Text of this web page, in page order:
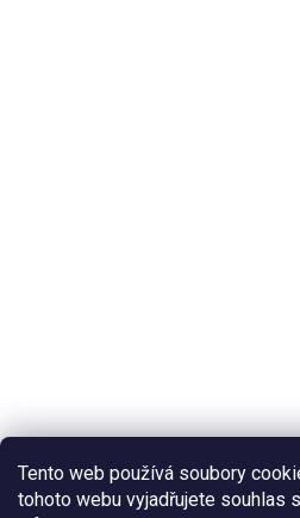
Tento web používá soubory
tohoto webu vyjadřujete souhlas